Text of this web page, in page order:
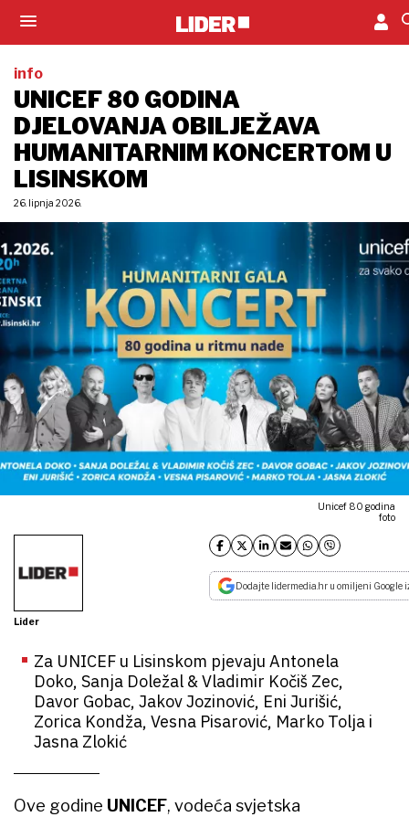
info
UNICEF 80 GODINA
DJELOVANJA OBILJEŽAVA
HUMANITARNIM KONCERTOM U
LISINSKOM
26. lipnja 2026.
Unicef 80 godina
foto
Lider
Dodajte lidermedia.hr u omiljeni Google
Za UNICEF u Lisinskom pjevaju Antonela
Doko, Sanja Doležal & Vladimir Kočiš Zec,
Davor Gobac, Jakov Jozinović, Eni Jurišić,
Zorica Kondža, Vesna Pisarović, Marko Tolja i
Jasna Zlokić
Ove godine UNICEF, vodeća svjetska